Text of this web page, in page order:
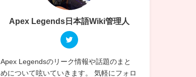
Apex Legends日本語Wiki管理人
Apex Legendsのリーク情報や話題のまと
めについて呟いていきます。 気軽にフォロ